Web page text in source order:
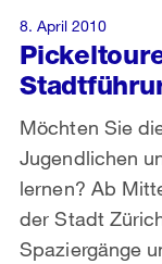
Möchten Sie
Jugendlichen
lernen? Ab
der Stadt
Spaziergänge
8. April 2010